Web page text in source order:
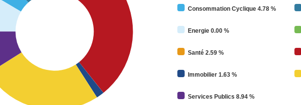
Consommation Cyclique 4.78 %
Energie 0.00 %
Santé 2.59 %
Immobilier 1.63 %
Services Publics 8.94 %